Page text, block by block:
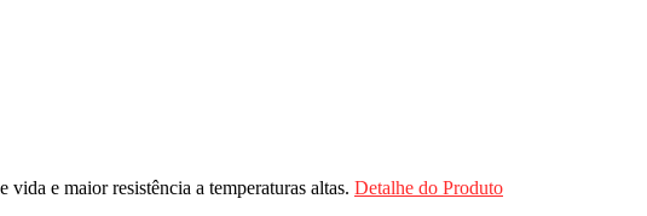
e maior resistência a temperaturas altas. Detalhe do Produto